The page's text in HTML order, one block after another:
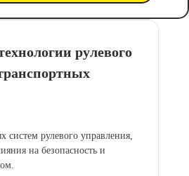
рулевого
систем рулевого управления,
на безопасность и